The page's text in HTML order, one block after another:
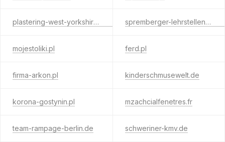
plastering-west-yorkshire.co.uk spremberger-lehrstellenkarte.de
mojestoliki.pl ferd.pl
firma-arkon.pl kinderschmusewelt.de
korona-gostynin.pl mzachcialfenetres.fr
team-rampage-berlin.de schweriner-kmv.de